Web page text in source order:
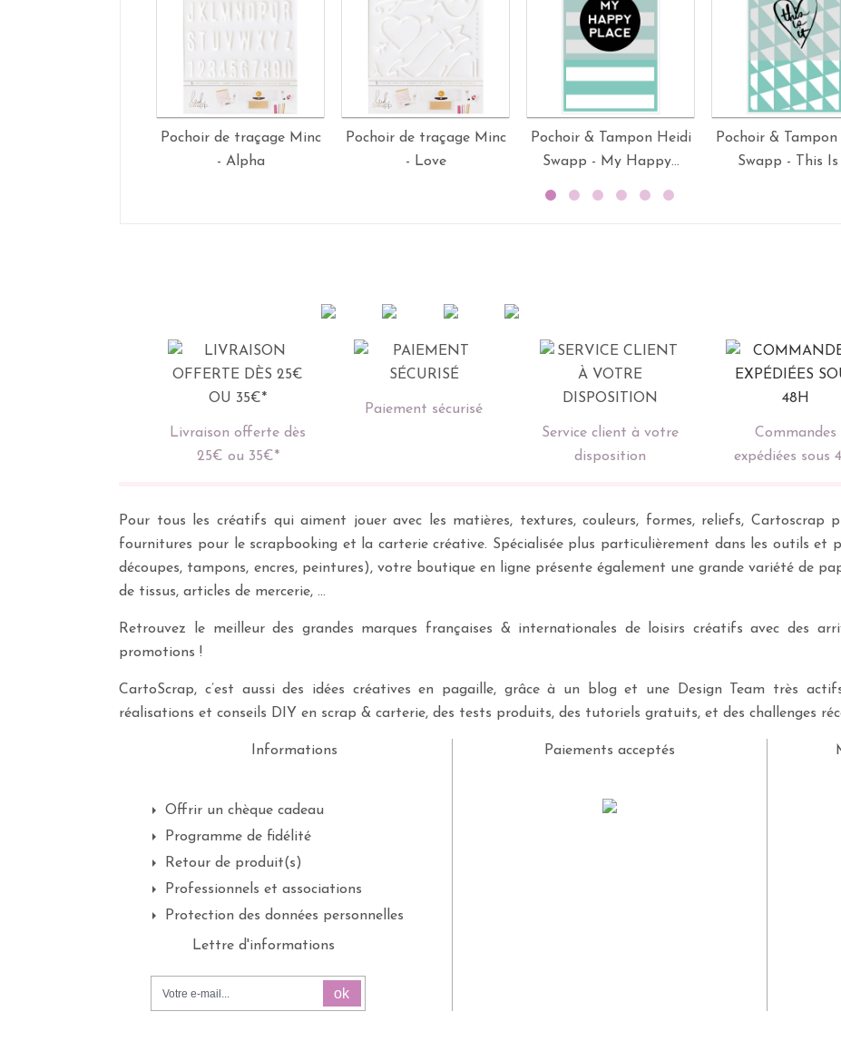
Pochoir de traçage Minc
- Alpha
Pochoir de traçage Minc
- Love
Pochoir & Tampon Heidi
Swapp - My Happy...
Pochoir &
Swapp - This
Livraison offerte dès
25€ ou 35€*
Paiement sécurisé
Service client à votre
disposition
Commandes
expédiées sous
Pour tous les créatifs qui aiment jouer avec les matières, textures, couleurs, formes, reliefs, Cartoscrap
fournitures pour le scrapbooking et la carterie créative. Spécialisée plus particulièrement dans les outils et
découpes, tampons, encres, peintures), votre boutique en ligne présente également une grande variété de
de tissus, articles de mercerie, …
Retrouvez le meilleur des grandes marques françaises & internationales de loisirs créatifs avec des
promotions !
CartoScrap, c’est aussi des idées créatives en pagaille, grâce à un blog et une Design Team très
réalisations et conseils DIY en scrap & carterie, des tests produits, des tutoriels gratuits, et des challenges
Informations
Offrir un chèque cadeau
Programme de fidélité
Retour de produit(s)
Professionnels et associations
Protection des données personnelles
Paiements acceptés
Lettre d'informations
ok